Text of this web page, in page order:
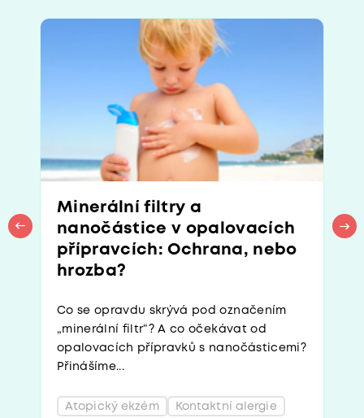
Minerální filtry a
nanočástice v opalovacích
přípravcích: Ochrana, nebo
hrozba?
Co se opravdu skrývá pod označením
„minerální filtr“? A co očekávat od
opalovacích přípravků s nanočásticemi?
Přinášíme...
Atopický ekzém Kontaktní alergie